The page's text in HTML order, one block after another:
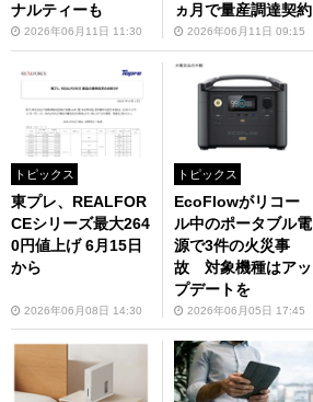
ナルティーも
2026年06月11日 11:30
ヵ月で量産調達契約
2026年06月11日 09:15
トピックス
東プレ、REALFOR
CEシリーズ最大264
0円値上げ 6月15日
から
2026年06月08日 14:30
トピックス
EcoFlowがリコー
ル中のポータブル電
源で3件の火災事
故 対象機種はアッ
プデートを
2026年06月05日 17:45